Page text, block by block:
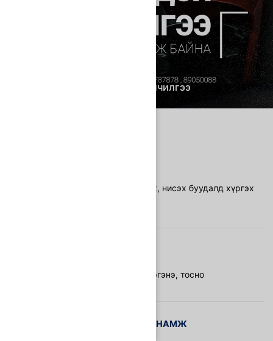
Угтах, үдэх үйлчилгээ
Нисэх буудлаас тосох, нисэх буудалд хүргэх
Таны тогтсон цагт хүргэнэ, тосно
ҮЙЛЧИЛГЭЭНИЙ САНАМЖ